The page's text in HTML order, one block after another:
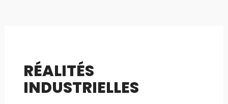
RÉALITÉS
INDUSTRIELLES